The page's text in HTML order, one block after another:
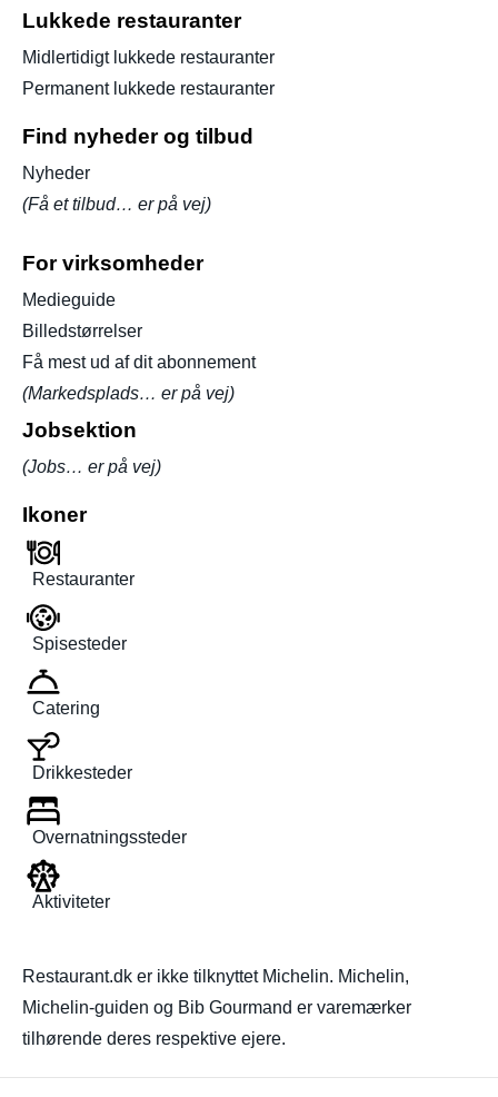
Lukkede restauranter
Midlertidigt lukkede restauranter
Permanent lukkede restauranter
Find nyheder og tilbud
Nyheder
(Få et tilbud… er på vej)
For virksomheder
Medieguide
Billedstørrelser
Få mest ud af dit abonnement
(Markedsplads… er på vej)
Jobsektion
(Jobs… er på vej)
Ikoner
Restauranter
Spisesteder
Catering
Drikkesteder
Overnatningssteder
Aktiviteter
Restaurant.dk er ikke tilknyttet Michelin. Michelin,
Michelin-guiden og Bib Gourmand er varemærker
tilhørende deres respektive ejere.